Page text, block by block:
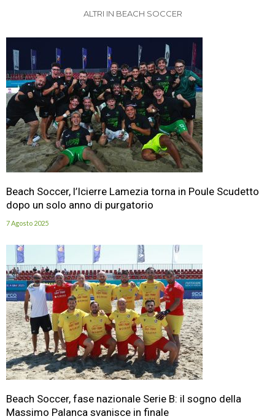
ALTRI IN BEACH SOCCER
Beach Soccer, l’Icierre Lamezia torna in Poule Scudetto
dopo un solo anno di purgatorio
7 Agosto 2025
Beach Soccer, fase nazionale Serie B: il sogno della
Massimo Palanca svanisce in finale